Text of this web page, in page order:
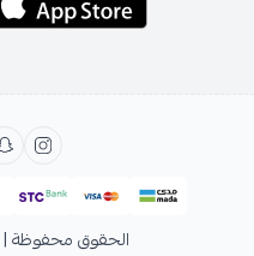
الحقوق محفوظة |